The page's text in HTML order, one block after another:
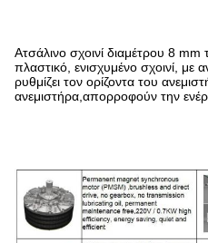
Ατσάλινο σχοινί διαμέτρου 8 mm
πλαστικό, ενισχυμένο σχοινί, με
ρυθμίζει τον ορίζοντα του
ανεμιστήρα,απορροφούν την